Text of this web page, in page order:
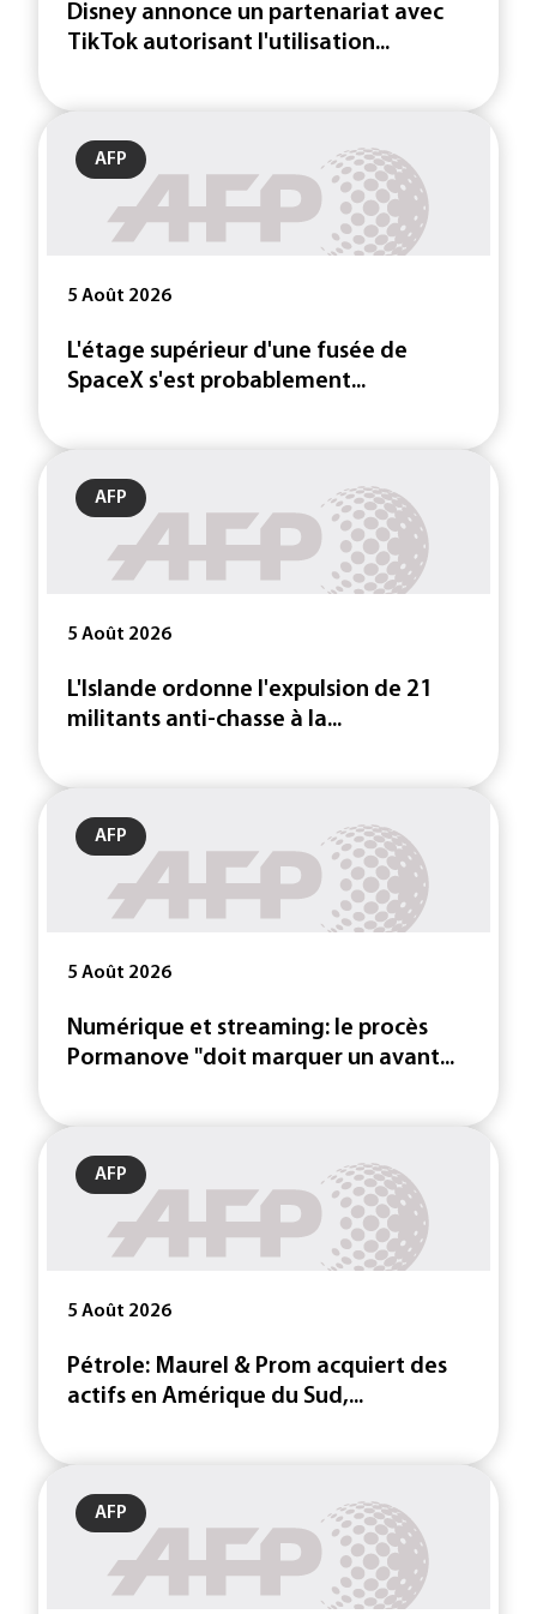
Disney annonce un partenariat avec
TikTok autorisant l'utilisation...
AFP
5 Août 2026
L'étage supérieur d'une fusée de
SpaceX s'est probablement...
AFP
5 Août 2026
L'Islande ordonne l'expulsion de 21
militants anti-chasse à la...
AFP
5 Août 2026
Numérique et streaming: le procès
Pormanove "doit marquer un avant...
AFP
5 Août 2026
Pétrole: Maurel & Prom acquiert des
actifs en Amérique du Sud,...
AFP